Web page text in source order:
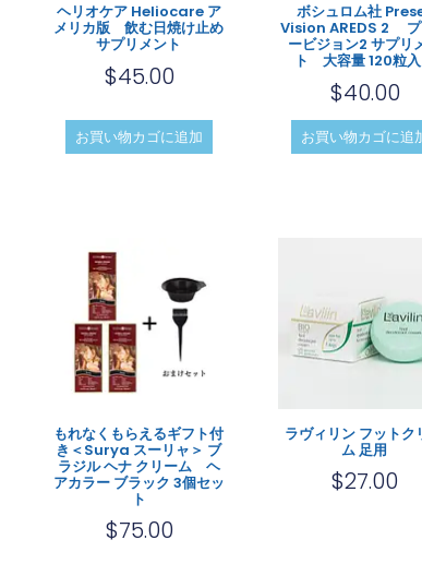
ヘリオケア Heliocare ア
メリカ版 飲む日焼け止め
サプリメント
$45.00
お買い物カゴに追加
ボシュロム社
Vision AREDS 2 プ
ービジョン2 サプリ
ト 大容量 120粒
$40.00
お買い物カゴに追
もれなくもらえるギフト付
き＜Surya スーリャ＞ ブ
ラジル ヘナ クリーム ヘ
アカラー ブラック 3個セッ
ト
$75.00
ラヴィリン フットク
ム 足用
$27.00